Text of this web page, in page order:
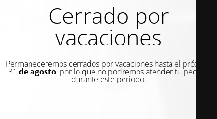
Cerrado por
vacaciones
Permaneceremos cerrados por vacaciones hasta el próximo
31 de agosto, por lo que no podremos atender tu pedido
durante este periodo.